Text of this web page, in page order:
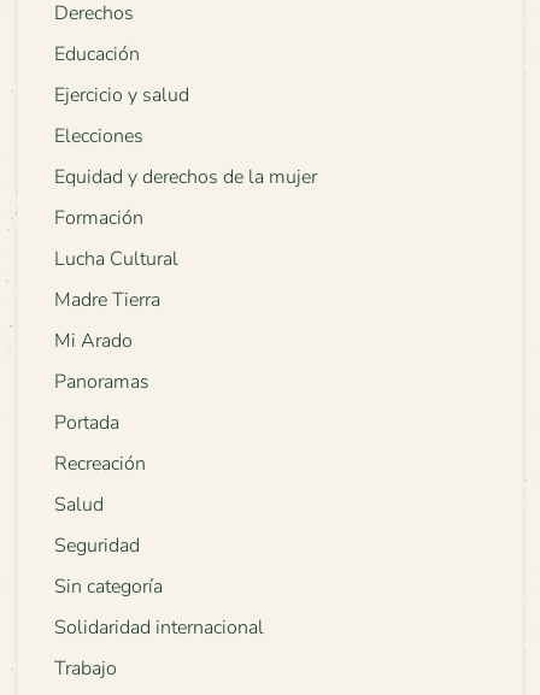
Derechos
Educación
Ejercicio y salud
Elecciones
Equidad y derechos de la mujer
Formación
Lucha Cultural
Madre Tierra
Mi Arado
Panoramas
Portada
Recreación
Salud
Seguridad
Sin categoría
Solidaridad internacional
Trabajo